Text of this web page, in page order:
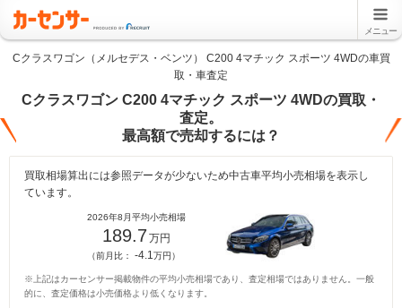
メニュー
Cクラスワゴン（メルセデス・ベンツ） C200 4マチック スポーツ 4WDの車買
取・車査定
Cクラスワゴン C200 4マチック スポーツ 4WDの買取・
査定。
最高額で売却するには？
買取相場算出には参照データが少ないため中古車平均小売相場を表示し
ています。
2026年8月平均小売相場
189.7万円
（前月比： -4.1万円）
※上記はカーセンサー掲載物件の平均小売相場であり、査定相場ではありません。一般
的に、査定価格は小売価格より低くなります。